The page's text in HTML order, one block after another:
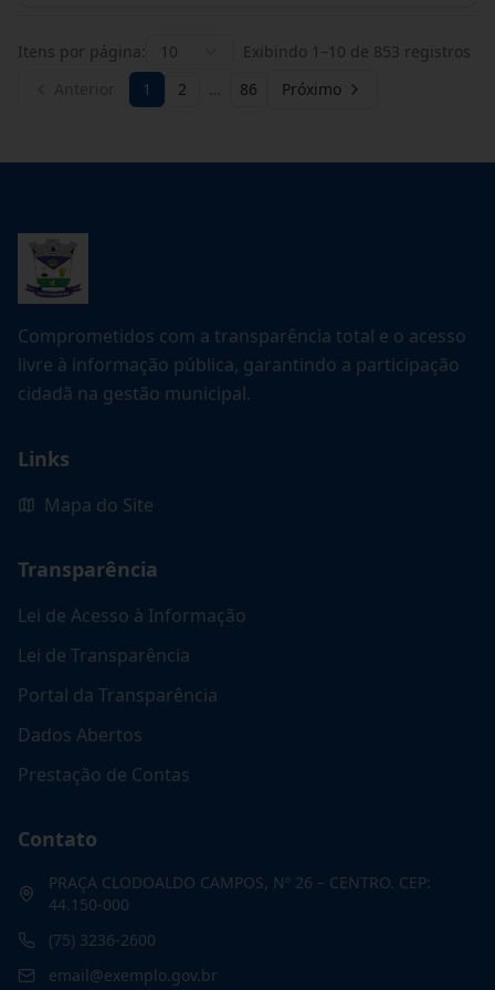
Itens por página: 10 Exibindo 1 –10 de 853 registros
1 2 … 86 Próximo
Comprometidos com a transparência total e o acesso
livre à informação pública, garantindo a participação
cidadã na gestão municipal.
Links
Mapa do Site
Transparência
Lei de Acesso à Informação
Lei de Transparência
Portal da Transparência
Dados Abertos
Prestação de Contas
Contato
PRAÇA CLODOALDO CAMPOS, Nº 26 – CENTRO. CEP:
44.150-000
(75) 3236-2600
email@exemplo.gov.br